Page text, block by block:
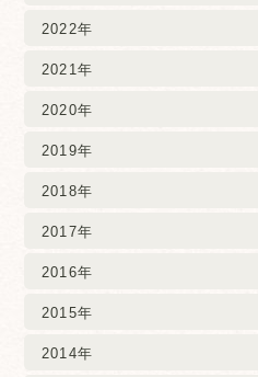
2022年
2021年
2020年
2019年
2018年
2017年
2016年
2015年
2014年